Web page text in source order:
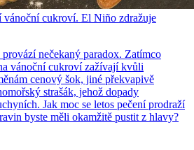
vánoční cukroví. El Niño zdražuje
nečekaný paradox. Zatímco
vánoční cukroví zažívají kvůli
cenový šok, jiné překvapivě
strašák, jehož dopady
Jak moc se letos pečení prodraží
byste měli okamžitě pustit z hlavy?